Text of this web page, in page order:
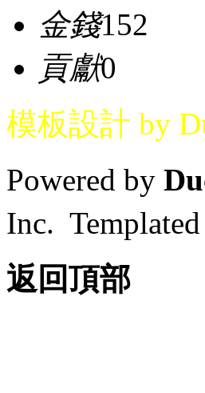
金錢152
貢獻0
模板設計 by
Powered by
Inc.
返回頂部